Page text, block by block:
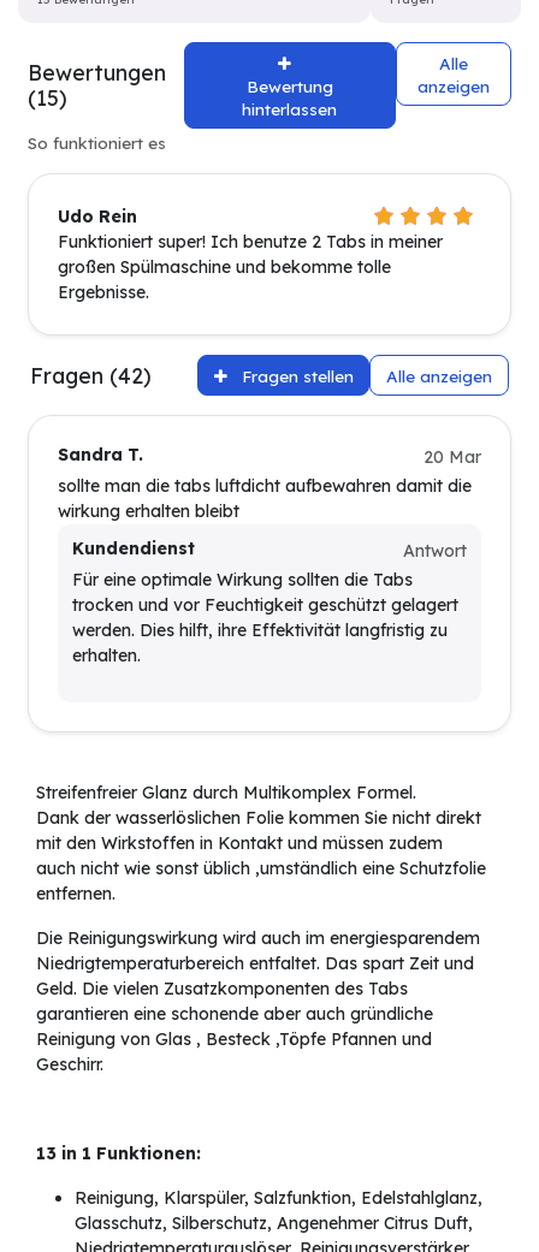
Bewertungen
(15)
Bewertung
hinterlassen
Alle
anzeigen
So funktioniert es
Udo Rein
Funktioniert super! Ich benutze 2 Tabs in meiner
großen Spülmaschine und bekomme tolle
Ergebnisse.
Fragen (42) Fragen stellen Alle anzeigen
Sandra T.
20 Mar
sollte man die tabs luftdicht aufbewahren damit die
wirkung erhalten bleibt
Kundendienst
Antwort
Für eine optimale Wirkung sollten die Tabs
trocken und vor Feuchtigkeit geschützt gelagert
werden. Dies hilft, ihre Effektivität langfristig zu
erhalten.
Streifenfreier Glanz durch Multikomplex Formel.
Dank der wasserlöslichen Folie kommen Sie nicht direkt
mit den Wirkstoffen in Kontakt und müssen zudem
auch nicht wie sonst üblich ,umständlich eine Schutzfolie
entfernen.
Die Reinigungswirkung wird auch im energiesparendem
Niedrigtemperaturbereich entfaltet. Das spart Zeit und
Geld. Die vielen Zusatzkomponenten des Tabs
garantieren eine schonende aber auch gründliche
Reinigung von Glas , Besteck ,Töpfe Pfannen und
Geschirr.
13 in 1 Funktionen:
Reinigung, Klarspüler, Salzfunktion, Edelstahlglanz,
Glasschutz, Silberschutz, Angenehmer Citrus Duft,